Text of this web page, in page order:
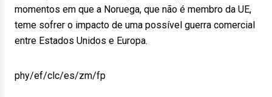
momentos em que a Noruega, que não é membro da UE,
teme sofrer o impacto de uma possível guerra comercial
entre Estados Unidos e Europa.
phy/ef/clc/es/zm/fp